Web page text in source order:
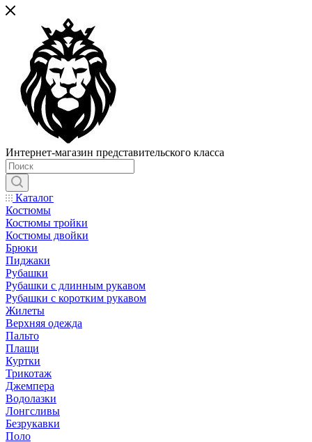
Интернет-магазин представительского класса
Каталог
Костюмы
Костюмы тройки
Костюмы двойки
Брюки
Пиджаки
Рубашки
Рубашки с длинным рукавом
Рубашки с коротким рукавом
Жилеты
Верхняя одежда
Пальто
Плащи
Куртки
Трикотаж
Джемпера
Водолазки
Лонгсливы
Безрукавки
Поло